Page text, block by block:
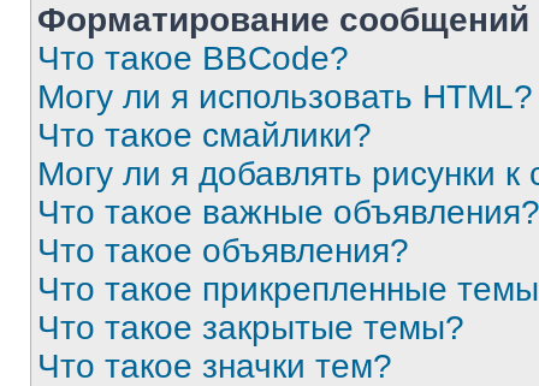
Форматирование
Что такое BBCode?
Могу ли я использовать HTML?
Что такое смайлики?
Могу ли я добавлять рисунки
Что такое важные объявления?
Что такое объявления?
Что такое прикрепленные
Что такое закрытые темы?
Что такое значки тем?